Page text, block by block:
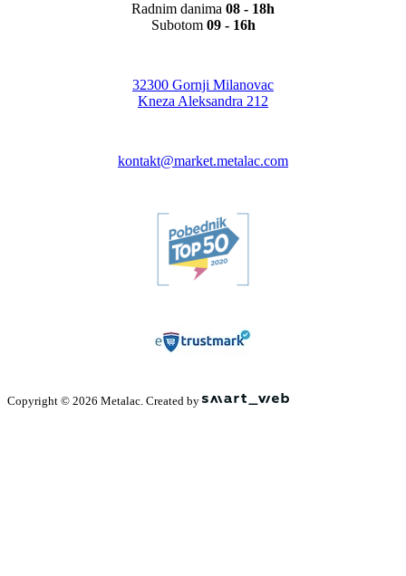
Radnim danima 08 - 18h
Subotom 09 - 16h
32300 Gornji Milanovac
Kneza Aleksandra 212
kontakt@market.metalac.com
Copyright © 2026 Metalac. Created by